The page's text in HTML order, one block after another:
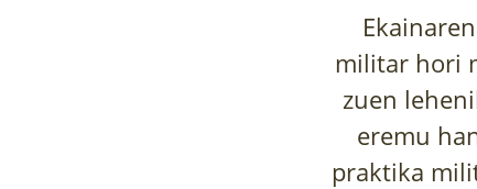
militar hori
zuen
eremu
praktika